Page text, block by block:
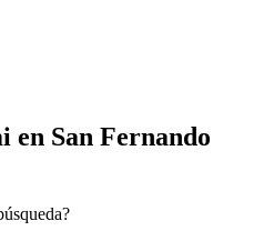
en San Fernando